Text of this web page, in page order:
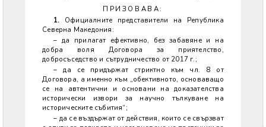
ПРИЗОВАВА:
1. Официалните представители на Република
Северна Македония:
– да прилагат ефективно, без забавяне и на
добра воля Договора за приятелство,
добросъседство и сътрудничество от 2017 г.;
– да се придържат стриктно към чл. 8 от
Договора, а именно към „обективното, основаващо
се на автентични и основани на доказателства
исторически извори за научно тълкуване на
историческите събития“;
– да се въздържат от действия, които се свързват